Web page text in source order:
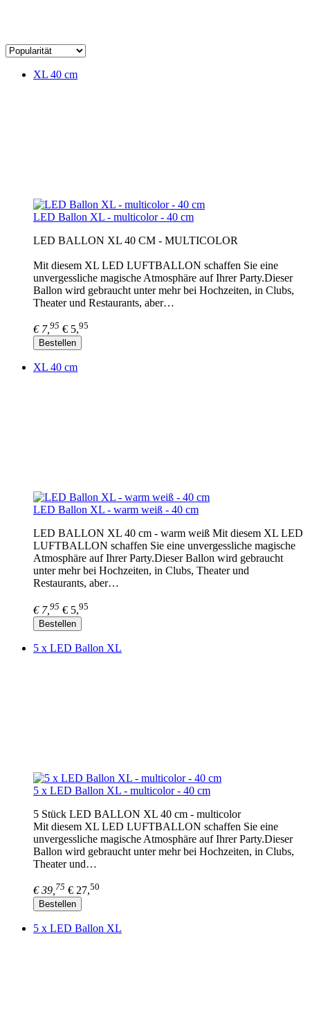
XL 40 cm
LED Ballon XL - multicolor - 40 cm
LED BALLON XL 40 CM - MULTICOLOR
Mit diesem XL LED LUFTBALLON schaffen Sie eine
unvergessliche magische Atmosphäre auf Ihrer Party.Dieser
Ballon wird gebraucht unter mehr bei Hochzeiten, in Clubs,
Theater und Restaurants, aber…
€ 7, 95 € 5,95
Bestellen
XL 40 cm
LED Ballon XL - warm weiß - 40 cm
LED BALLON XL 40 cm - warm weiß Mit diesem XL LED
LUFTBALLON schaffen Sie eine unvergessliche magische
Atmosphäre auf Ihrer Party.Dieser Ballon wird gebraucht
unter mehr bei Hochzeiten, in Clubs, Theater und
Restaurants, aber…
€ 7, 95 € 5,95
Bestellen
5 x LED Ballon XL
5 x LED Ballon XL - multicolor - 40 cm
5 Stück LED BALLON XL 40 cm - multicolor
Mit diesem XL LED LUFTBALLON schaffen Sie eine
unvergessliche magische Atmosphäre auf Ihrer Party.Dieser
Ballon wird gebraucht unter mehr bei Hochzeiten, in Clubs,
Theater und…
€ 39, 75 € 27,50
Bestellen
5 x LED Ballon XL